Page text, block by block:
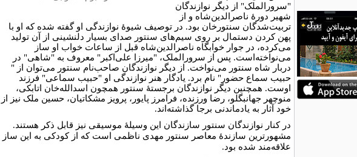
"سرورالملک" از دیگر نوازندگان
شهیر دورۀ ناصرالدین‌شاه و از
تربیت‌شدگان سنتورخان بود. در توصیف شیوۀ نوازندگی او گفته شده که او با
پهن کردن دستمال بر روی سیم‌های سنتور صدای بسیار دلنشینی از آن تولید
می‌کرده، در جوار خوابگاه ناصرالدین‌شاه قبل از ساعات خواب او ساز
می‌نواخته‌است. پس از سرورالملک، "میرزا علی‌اکبر" معروف به "شاهی" در
دربار شاه سنتور می‌نواخت. از دیگر نوازندگان صاحب‌نام سنتور می‌توان از "
حبیب سماع حضور" نام برد. یادگار هنر نوازندگی او "حبیب سماعی" فرزند
اوست. همچنین دیگر نوازندگان برجستۀ سنتور همچون اسدالله‌خان اتابکی،
منوچهر جهانبگلو، رضا ورزنده، فرامرز پایور، پرویز مشکاتیان، حسین ملک نیز از
خود آثار به یادماندنی برجا گذاشته‌اند.
در کنار نوازندگان سنتور سازندگان این وسیلۀ موسیقی نیز قابل ذکر هستند.
مشهورترین سازندۀ معاصر سنتور مهدی ناظمی است که از کودکی به این ساز
علاقه‌مند شده بود.